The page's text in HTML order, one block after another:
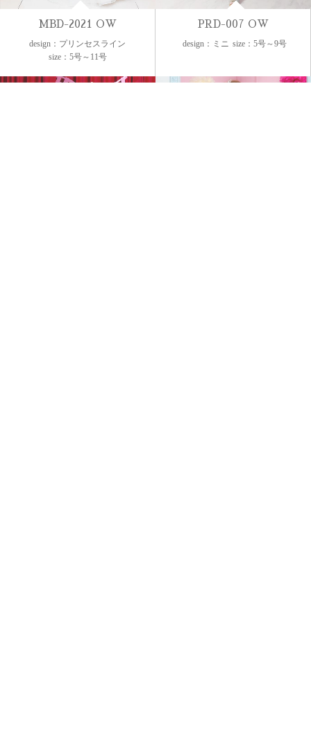
MBD-2021 OW
design：プリンセスライン
size：5号～11号
PRD-007 OW
design：ミニ size：5号～9号